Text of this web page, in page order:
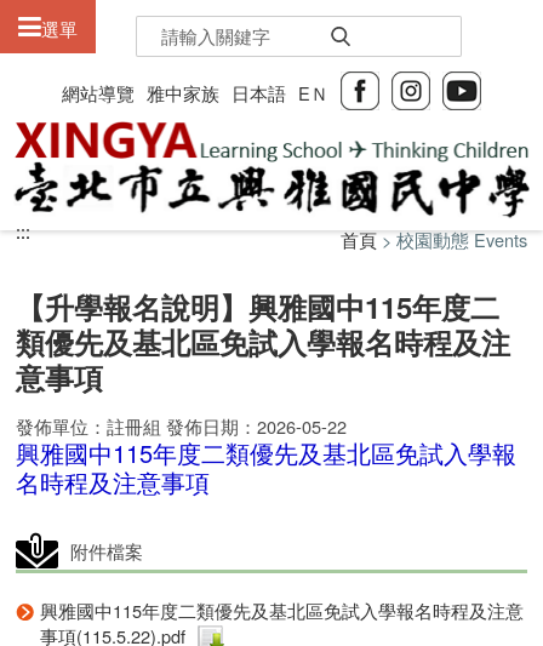
網站導覽 雅中家族 日本語 EＮ
選單
:::
:::
【升學報名說明】興雅國中115年度二
類優先及基北區免試入學報名時程及注
意事項
首頁> 校園動態 Events
發佈單位：註冊組 發佈日期：2026-05-22
興雅國中115年度二類優先及基北區免試入學報
名時程及注意事項
附件檔案
興雅國中115年度二類優先及基北區免試入學報名時程及注意
事項(115.5.22).pdf